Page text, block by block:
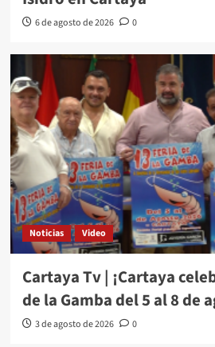
6 de agosto de 2026 0
Noticias Video
Cartaya Tv | ¡Cartaya
de la Gamba del 5 al 8 de
3 de agosto de 2026 0